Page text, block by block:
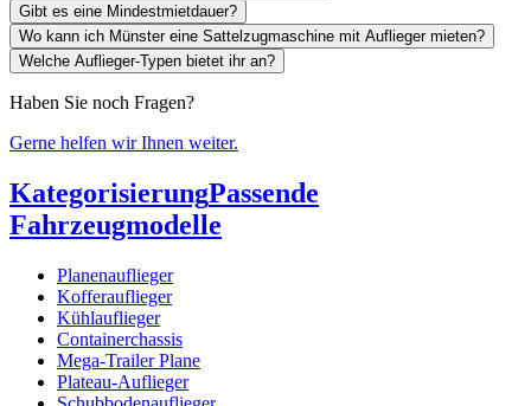
Gibt es eine Mindestmietdauer?
Wo kann ich Münster eine Sattelzugmaschine mit Auflieger mieten?
Welche Auflieger-Typen bietet ihr an?
Haben Sie noch Fragen?
Gerne helfen wir Ihnen weiter.
KategorisierungPassende
Fahrzeugmodelle
Planenauflieger
Kofferauflieger
Kühlauflieger
Containerchassis
Mega-Trailer Plane
Plateau-Auflieger